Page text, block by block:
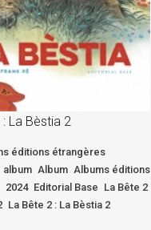
La Bèstia 2
éditions étrangères
album Album Albums éditions
2024 Editorial Base La Bête 2
La Bête 2 : La Bèstia 2